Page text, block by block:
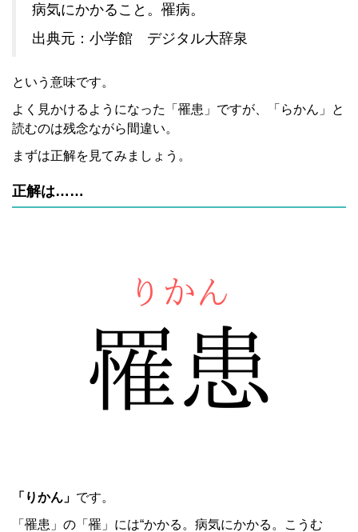
病気にかかること。罹病。
出典元：小学館 デジタル大辞泉
という意味です。
よく見かけるようになった「罹患」ですが、「らかん」と
読むのは残念ながら間違い。
まずは正解を見てみましょう。
正解は……
「りかん」 です。
「罹患」の「罹」には“かかる。病気にかかる。こうむ